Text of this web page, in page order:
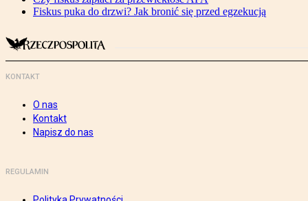
Fiskus puka do drzwi? Jak bronić się przed egzekucją
KONTAKT
O nas
Kontakt
Napisz do nas
REGULAMIN